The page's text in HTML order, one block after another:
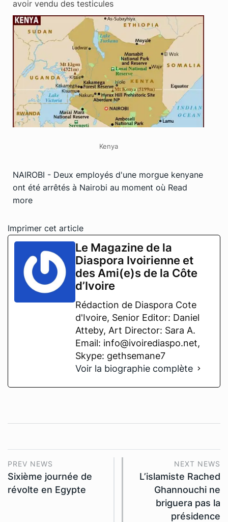
avoir vendu des testicules
Kenya
NAIROBI - Deux employés d'une morgue kenyane
ont été arrêtés à Nairobi au moment où Read
more
Imprimer cet article
Le Magazine de la
Diaspora Ivoirienne et
des Ami(e)s de la Côte
d’Ivoire
Rédaction de Diaspora Cote
d'Ivoire, Senior Editor: Daniel
Atteby, Art Director: Sara A.
Email: info@ivoirediaspo.net,
Skype: gethsemane7
Voir la biographie complète
PREV NEWS
Sixième journée de
révolte en Egypte
NEXT NEWS
L’islamiste Rached
Ghannouchi ne
briguera pas la
présidence